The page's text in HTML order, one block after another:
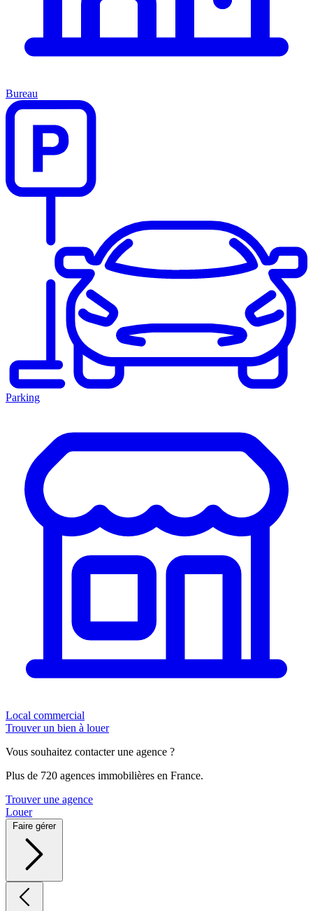
Bureau
Parking
Local commercial
Trouver un bien à louer
Vous souhaitez contacter une agence ?
Plus de 720 agences immobilières en France.
Trouver une agence
Louer
Faire gérer